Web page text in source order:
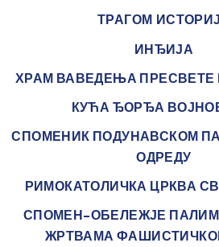
ТРАГОМ
ИНЂИЈА
ХРАМ ВАВЕДЕЊА ПРЕСВЕТЕ
КУЋА ЂОРЂА
СПОМЕНИК ПОДУНАВСКОМ
ОДРЕДУ
РИМОКАТОЛИЧКА ЦРКВА
СПОМЕН-ОБЕЛЕЖЈЕ
ЖРТВАМА